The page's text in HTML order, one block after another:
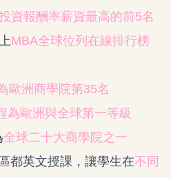
資報酬率薪資最高的前5名
MBA全球位列在線排行榜
歐洲商學院第35名
為歐洲與全球第一等級
全球二十大商學院之一
都英文授課，讓學生在不同